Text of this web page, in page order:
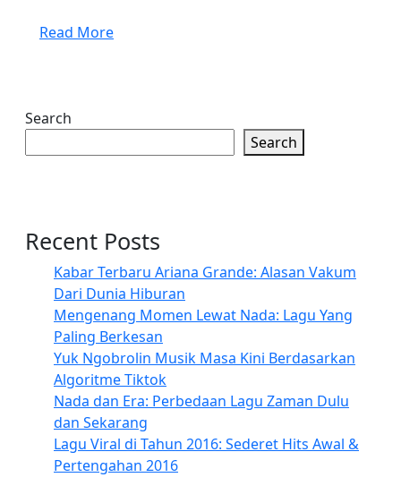
Read MoreRead
Search
Search
Recent Posts
Kabar Terbaru Ariana Grande: Alasan Vakum
Dari Dunia Hiburan
Mengenang Momen Lewat Nada: Lagu Yang
Paling Berkesan
Yuk Ngobrolin Musik Masa Kini Berdasarkan
Algoritme Tiktok
Nada dan Era: Perbedaan Lagu Zaman Dulu
dan Sekarang
Lagu Viral di Tahun 2016: Sederet Hits Awal &
Pertengahan 2016